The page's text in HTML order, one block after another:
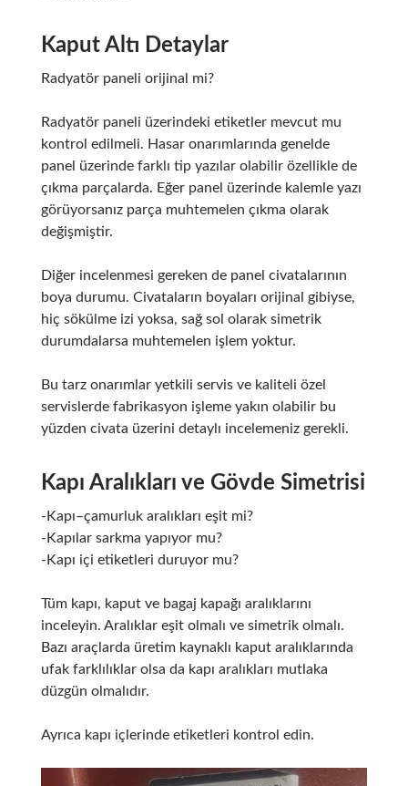
Kaput Altı Detaylar
Radyatör paneli orijinal mi?
Radyatör paneli üzerindeki etiketler mevcut mu
kontrol edilmeli. Hasar onarımlarında genelde
panel üzerinde farklı tip yazılar olabilir özellikle de
çıkma parçalarda. Eğer panel üzerinde kalemle yazı
görüyorsanız parça muhtemelen çıkma olarak
değişmiştir.
Diğer incelenmesi gereken de panel civatalarının
boya durumu. Civataların boyaları orijinal gibiyse,
hiç sökülme izi yoksa, sağ sol olarak simetrik
durumdalarsa muhtemelen işlem yoktur.
Bu tarz onarımlar yetkili servis ve kaliteli özel
servislerde fabrikasyon işleme yakın olabilir bu
yüzden civata üzerini detaylı incelemeniz gerekli.
Kapı Aralıkları ve Gövde Simetrisi
-Kapı–çamurluk aralıkları eşit mi?
-Kapılar sarkma yapıyor mu?
-Kapı içi etiketleri duruyor mu?
Tüm kapı, kaput ve bagaj kapağı aralıklarını
inceleyin. Aralıklar eşit olmalı ve simetrik olmalı.
Bazı araçlarda üretim kaynaklı kaput aralıklarında
ufak farklılıklar olsa da kapı aralıkları mutlaka
düzgün olmalıdır.
Ayrıca kapı içlerinde etiketleri kontrol edin.